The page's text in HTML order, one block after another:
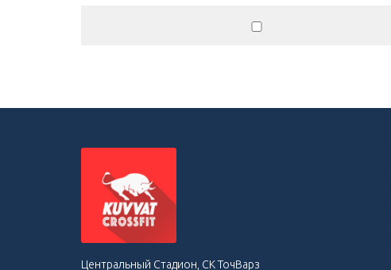
Центральный Стадион, СК ТочВарз